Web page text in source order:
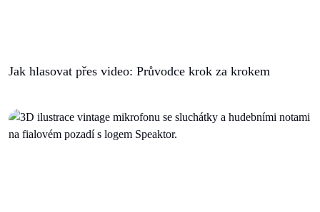
Jak hlasovat přes video: Průvodce krok za krokem